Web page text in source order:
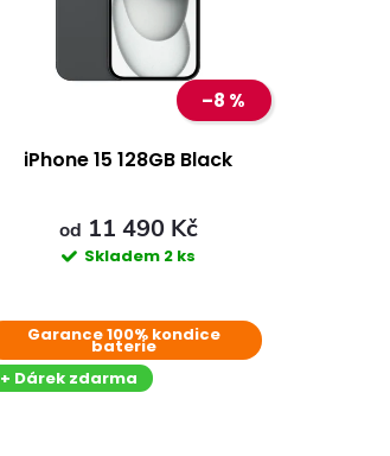
–8 %
iPhone 15 128GB Black
od 11 490 Kč
Skladem 2 ks
Garance 100% kondice
baterie
+ Dárek zdarma